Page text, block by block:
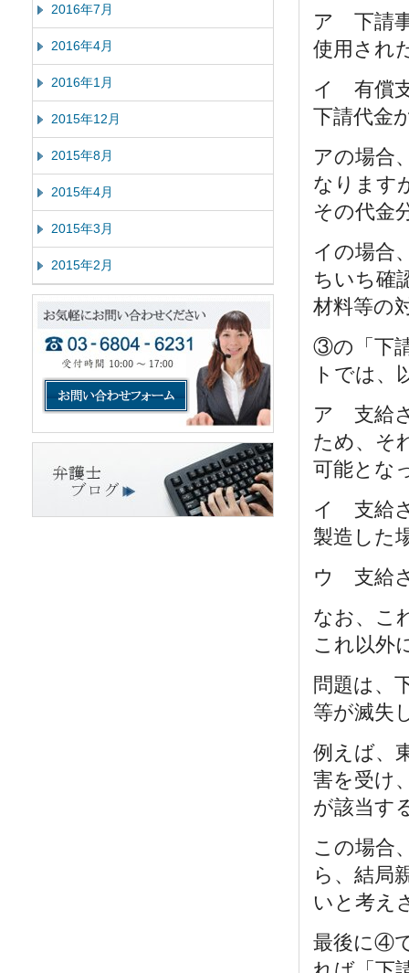
ア 下請
使用され
イ 有償
下請代金
アの場合
なります
その代金
イの場合
ちいち確
材料等の
③の「下
トでは、
ア 支給
ため、そ
可能とな
イ 支給
製造した
ウ 支給
なお、こ
これ以外
問題は、
等が滅失
例えば、
害を受け
が該当す
この場合
ら、結局
いと考え
最後に④
2016年7月
2016年4月
2016年1月
2015年12月
2015年8月
2015年4月
2015年3月
2015年2月